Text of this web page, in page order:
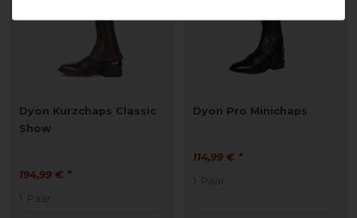
Dyon Kurzchaps Classic
Show
194,99 € *
1 Paar
Dyon Pro Minichaps
114,99 € *
1 Paar